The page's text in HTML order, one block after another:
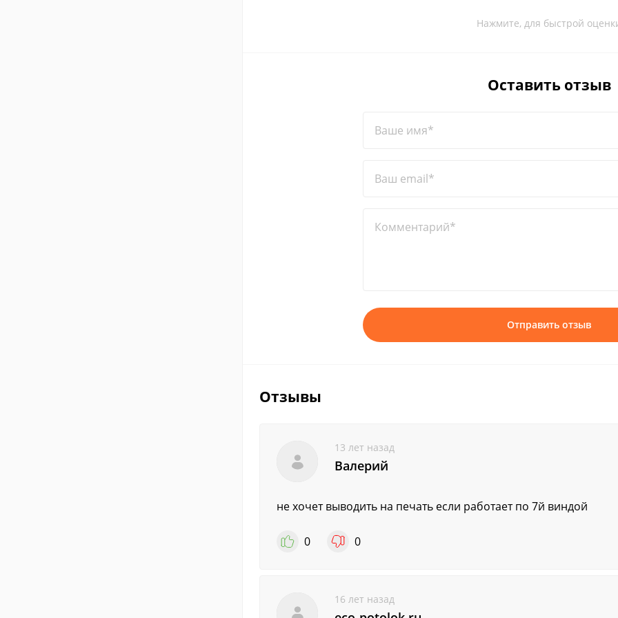
Нажмите, для быстрой
Оставить отзыв
Ваше имя*
Ваш email*
Комментарий*
Отправить отзыв
Отзывы
13 лет назад
Валерий
не хочет выводить на печать если работает по 7й виндой
0 0
16 лет назад